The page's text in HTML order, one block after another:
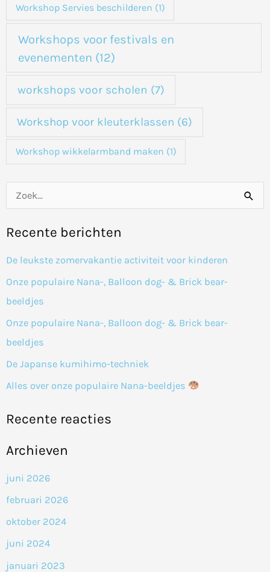
Workshop Servies beschilderen (1)
Workshops voor festivals en
evenementen (12)
workshops voor scholen (7)
Workshop voor kleuterklassen (6)
Workshop wikkelarmband maken (1)
e
k
n
a
Recente berichten
De leukste zomervakantie activiteit voor kinderen
Onze populaire Nana-, Balloon dog- & Brick bear-
beeldjes
Onze populaire Nana-, Balloon dog- & Brick bear-
beeldjes
De Japanse kumihimo-techniek
Alles over onze populaire Nana-beeldjes
Recente reacties
Archieven
juni 2026
februari 2026
oktober 2024
juni 2024
januari 2023